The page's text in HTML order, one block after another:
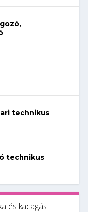
technikus
technikus
és kacagás